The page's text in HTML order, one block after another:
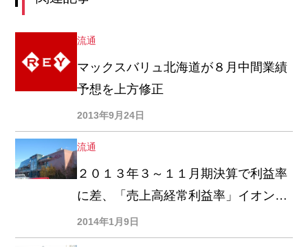
流通
マックスバリュ北海道が８月中間業績
予想を上方修正
2013年9月24日
流通
２０１３年３～１１月期決算で利益率
に差、「売上高経常利益率」イオン北
海道４・９％、アークス２・９％
2014年1月9日